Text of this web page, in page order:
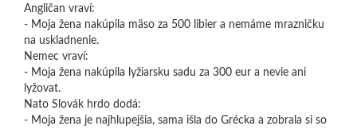
Angličan vraví:
- Moja žena nakúpila mäso za 500 libier a nemáme mrazničku
na uskladnenie.
Nemec vraví:
- Moja žena nakúpila lyžiarsku sadu za 300 eur a nevie ani
lyžovat.
Nato Slovák hrdo dodá:
- Moja žena je najhlupejšia, sama išla do Grécka a zobrala si so